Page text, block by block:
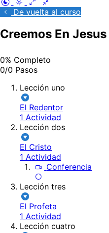
De vuelta al curso
Creemos En Jesus
0% Completo
0/0 Pasos
Lección uno
El Redentor
1 Actividad
Lección dos
El Cristo
1 Actividad
Conferencia
Lección tres
El Profeta
1 Actividad
Lección cuatro